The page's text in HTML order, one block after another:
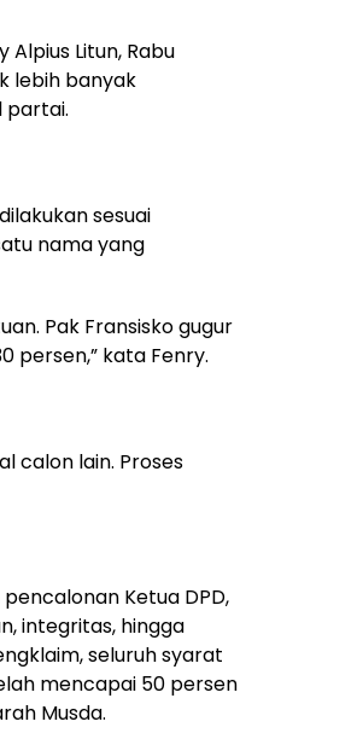
Litun, Rabu
lebih banyak
partai.
sesuai
nama yang
Pak Fransisko gugur
persen,” kata Fenry.
calon lain. Proses
Ketua DPD,
integritas, hingga
seluruh syarat
mencapai 50 persen
Musda.